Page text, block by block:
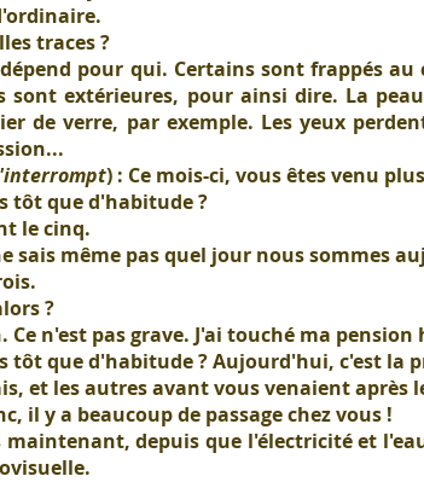
traces ?
dépend pour qui. Certains sont frappés
sont extérieures, pour ainsi dire. La
de verre, par exemple. Les yeux
) : Ce mois-ci, vous êtes venu
tôt que d'habitude ?
le cinq.
sais même pas quel jour nous sommes
?
Ce n'est pas grave. J'ai touché ma
tôt que d'habitude ? Aujourd'hui, c'est la
et les autres avant vous venaient après
il y a beaucoup de passage chez vous !
maintenant, depuis que l'électricité et